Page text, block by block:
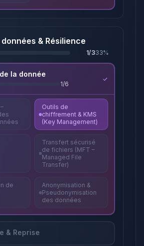
& Résilience
1/333%
la donnée
1/6
Outils de
chiffrement & KMS
(Key Management)
Transfert sécurisé
de fichiers (MFT –
Managed File
Transfer)
de
Anonymisation &
Pseudonymisation
des données
& Reprise